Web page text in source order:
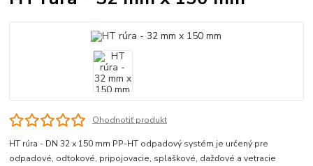
Ohodnotiť produkt
HT rúra - DN 32 x 150 mm PP-HT odpadový systém je určený pre
odpadové, odtokové, pripojovacie, splaškové, dažďové a vetracie